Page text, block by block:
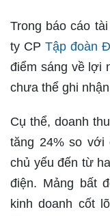
Trong báo cáo
ty CP Tập đoàn
điểm sáng về lợi
chưa thể ghi
Cụ thể, doanh
tăng 24% so với
chủ yếu đến từ
điện. Mảng bất
kinh doanh cốt